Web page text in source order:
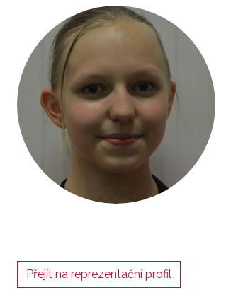
Přejít na reprezentační profil